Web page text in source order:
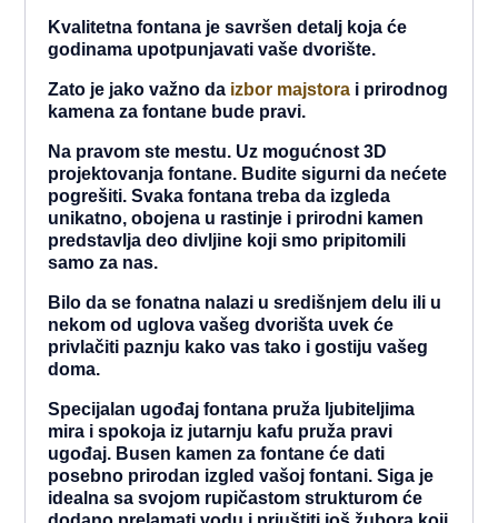
Kvalitetna fontana je savršen detalj koja će
godinama upotpunjavati vaše dvorište.
Zato je jako važno da izbor majstora i prirodnog
kamena za fontane bude pravi.
Na pravom ste mestu. Uz mogućnost 3D
projektovanja fontane. Budite sigurni da nećete
pogrešiti. Svaka fontana treba da izgleda
unikatno, obojena u rastinje i prirodni kamen
predstavlja deo divljine koji smo pripitomili
samo za nas.
Bilo da se fonatna nalazi u središnjem delu ili u
nekom od uglova vašeg dvorišta uvek će
privlačiti paznju kako vas tako i gostiju vašeg
doma.
Specijalan ugođaj fontana pruža ljubiteljima
mira i spokoja iz jutarnju kafu pruža pravi
ugođaj. Busen kamen za fontane će dati
posebno prirodan izgled vašoj fontani. Siga je
idealna sa svojom rupičastom strukturom će